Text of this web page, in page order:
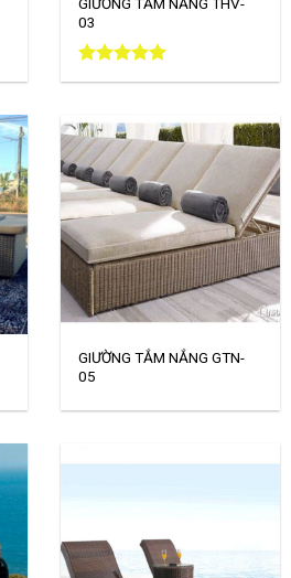
GIƯỜNG TẮM NẮNG THV-
03
Được xếp
GIƯỜNG TẮM NẮNG GTN-
05